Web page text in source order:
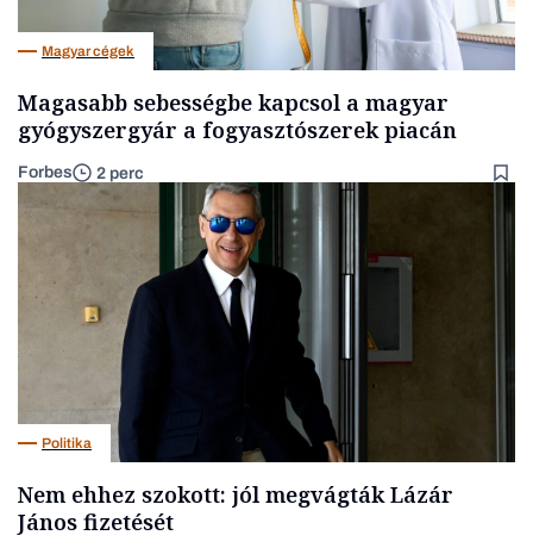
Magyar cégek
Magasabb sebességbe kapcsol a magyar
gyógyszergyár a fogyasztószerek piacán
Forbes 2 perc
Politika
Nem ehhez szokott: jól megvágták Lázár
János fizetését